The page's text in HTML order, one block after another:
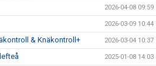
2026-04-08 09:59
2026-03-09 10:44
& Knäkontroll+ 2026-03-04 10:37
2025-01-08 14:03